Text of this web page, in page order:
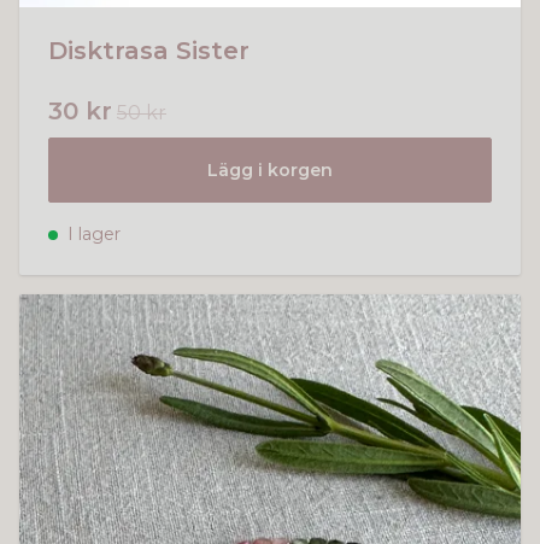
Disktrasa Sister
30 kr 50 kr
Lägg i korgen
I lager